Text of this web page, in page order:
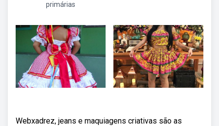
primárias
Webxadrez, jeans e maquiagens criativas são as